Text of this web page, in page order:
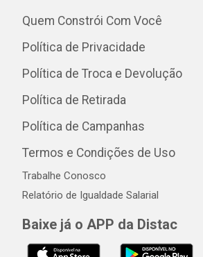
Quem Constrói Com Você
Política de Privacidade
Política de Troca e Devolução
Política de Retirada
Política de Campanhas
Termos e Condições de Uso
Trabalhe Conosco
Relatório de Igualdade Salarial
Baixe já o APP da Distac